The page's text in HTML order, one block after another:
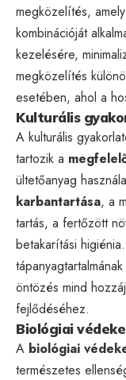
megközelítés,
kombinációját
kezelésére,
megközelítés
esetében, ahol a
Kulturális
A kulturális
tartozik a
ültetőanyag
karbantartása, a
tartás, a fertőzött
betakarítási
öntözés mind
fejlődéséhez.
Biológiai
A biológiai
természetes